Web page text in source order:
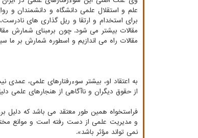
علم و استقلال علمی دانشگاه و دانشمندان و
برای استخدام و ارتقا و ریل گذاری های
مقالات بیشتر می شود. چون برمبنای شمارش
مقالات راه می اندازیم و اسطوره شمارش بر ما
به اعتقاد او، بیشتر سوءرفتارهای علمی، عمدی
از حقوق دیگران و ناآگاهی از هنجارهای علمی
فراستخواه همین طور معتقد می باشد که دلیل
و مدیریت علمی از دست رفته است و موانع
نمی تواند مؤثر باشد».